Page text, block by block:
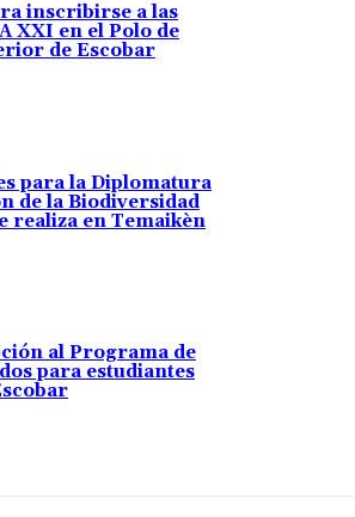
inscribirse a las
XXI en el Polo de
de Escobar
para la Diplomatura
de la Biodiversidad
realiza en Temaikèn
al Programa de
para estudiantes